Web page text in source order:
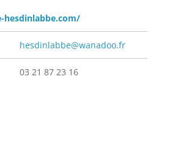
hesdinlabbe@wanadoo.fr
03 21 87 23 16